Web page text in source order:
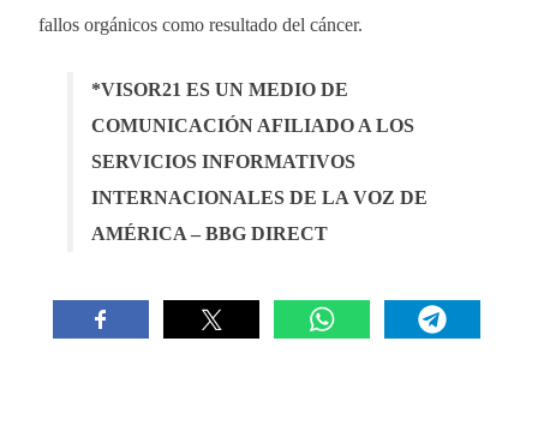
fallos orgánicos como resultado del cáncer.
*VISOR21 ES UN MEDIO DE
COMUNICACIÓN AFILIADO A LOS
SERVICIOS INFORMATIVOS
INTERNACIONALES DE LA VOZ DE
AMÉRICA – BBG DIRECT